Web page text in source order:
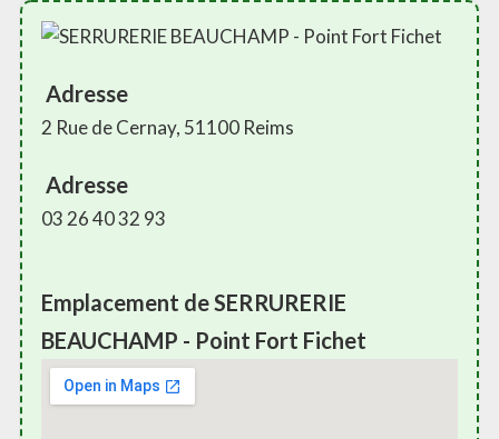
Adresse
2 Rue de Cernay, 51100 Reims
Adresse
03 26 40 32 93
Emplacement de SERRURERIE
BEAUCHAMP - Point Fort Fichet